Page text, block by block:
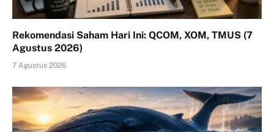
Rekomendasi Saham Hari Ini: QCOM, XOM, TMUS (7
Agustus 2026)
7 Agustus 2026